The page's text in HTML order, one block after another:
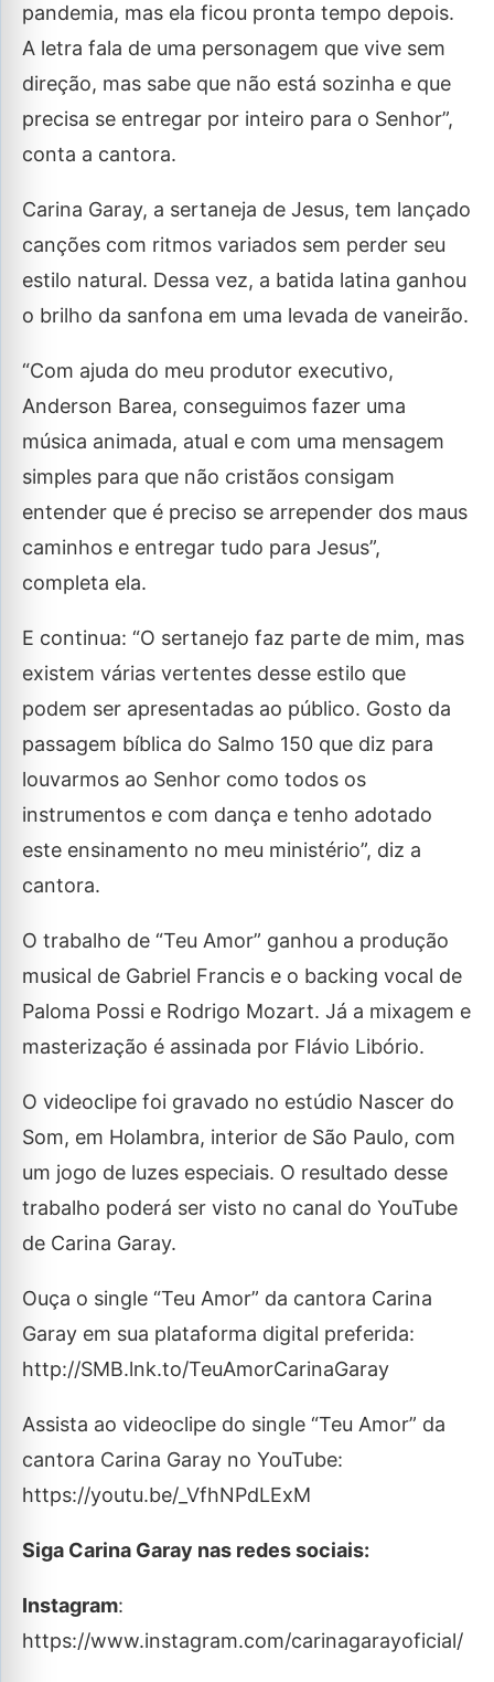
pandemia, mas ela ficou pronta tempo depois.
A letra fala de uma personagem que vive sem
direção, mas sabe que não está sozinha e que
precisa se entregar por inteiro para o Senhor”,
conta a cantora.
Carina Garay, a sertaneja de Jesus, tem lançado
canções com ritmos variados sem perder seu
estilo natural. Dessa vez, a batida latina ganhou
o brilho da sanfona em uma levada de vaneirão.
“Com ajuda do meu produtor executivo,
Anderson Barea, conseguimos fazer uma
música animada, atual e com uma mensagem
simples para que não cristãos consigam
entender que é preciso se arrepender dos maus
caminhos e entregar tudo para Jesus”,
completa ela.
E continua: “O sertanejo faz parte de mim, mas
existem várias vertentes desse estilo que
podem ser apresentadas ao público. Gosto da
passagem bíblica do Salmo 150 que diz para
louvarmos ao Senhor como todos os
instrumentos e com dança e tenho adotado
este ensinamento no meu ministério”, diz a
cantora.
O trabalho de “Teu Amor” ganhou a produção
musical de Gabriel Francis e o backing vocal de
Paloma Possi e Rodrigo Mozart. Já a mixagem e
masterização é assinada por Flávio Libório.
O videoclipe foi gravado no estúdio Nascer do
Som, em Holambra, interior de São Paulo, com
um jogo de luzes especiais. O resultado desse
trabalho poderá ser visto no canal do YouTube
de Carina Garay.
Ouça o single “Teu Amor” da cantora Carina
Garay em sua plataforma digital preferida:
http://SMB.lnk.to/TeuAmorCarinaGaray
Assista ao videoclipe do single “Teu Amor” da
cantora Carina Garay no YouTube:
https://youtu.be/_VfhNPdLExM
Siga Carina Garay nas redes sociais:
Instagram:
https://www.instagram.com/carinagarayoficial/